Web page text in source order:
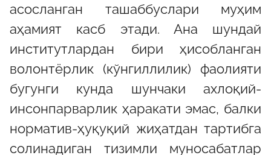
асосланган ташаббуслари муҳим
аҳамият касб этади. Ана шундай
институтлардан бири ҳисобланган
волонтёрлик (кўнгиллилик) фаолияти
бугунги кунда шунчаки ахлоқий-
инсонпарварлик ҳаракати эмас, балки
норматив-ҳуқуқий жиҳатдан тартибга
солинадиган тизимли муносабатлар